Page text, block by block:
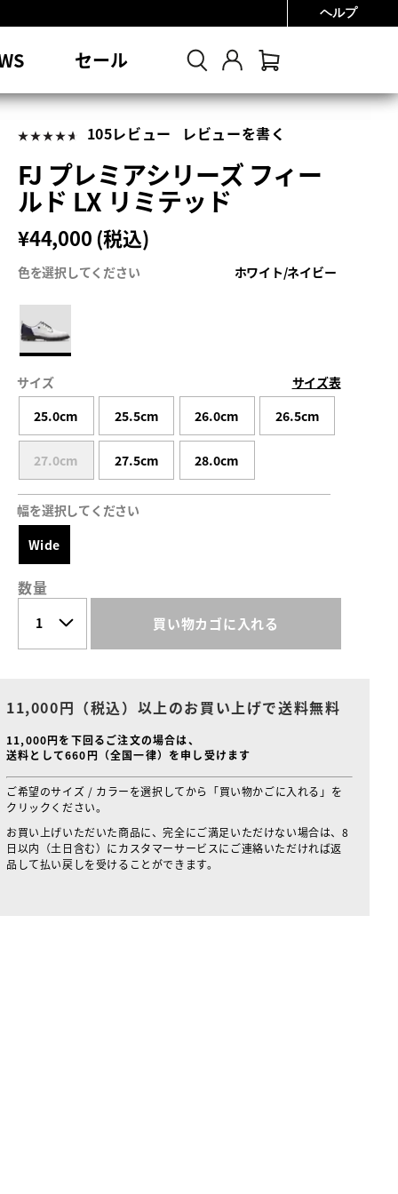
ヘルプ
セール
105レビュー レビューを書く
FJ プレミアシリーズ フィー
ルド LX リミテッド
¥44,000 (税込)
色を選択してください ホワイト/ネイビー
サイズ
サイズ表
25.0cm
25.5cm 26.0cm 26.5cm
27.0cm 27.5cm 28.0cm
幅を選択してください
Wide
数量
買い物カゴに入れる
11,000円（税込）以上のお買い上げで送料無料
11,000円を下回るご注文の場合は、
送料として660円（全国一律）を申し受けます
ご希望のサイズ / カラーを選択してから「買い物かごに入れる」を
クリックください。
お買い上げいただいた商品に、完全にご満足いただけない場合は、8
日以内（土日含む）にカスタマーサービスにご連絡いただければ返
品して払い戻しを受けることができます。